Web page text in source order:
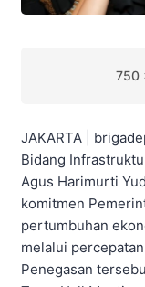
750
JAKARTA |
Bidang
Agus Harimurti
komitmen
pertumbuhan
melalui
Penegasan